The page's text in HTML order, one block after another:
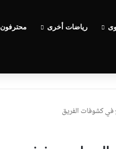
رياضات أخرى محترفون
في كشوفات الفريق